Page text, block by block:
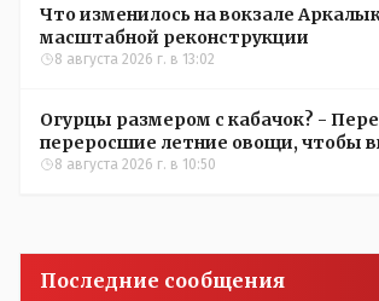
Что изменилось на вокзале
масштабной реконструкции
8 августа 2026 г. в 13:02
Огурцы размером с кабачок? -
переросшие летние овощи, чтобы
зимой
8 августа 2026 г. в 10:50
Последние сообщения